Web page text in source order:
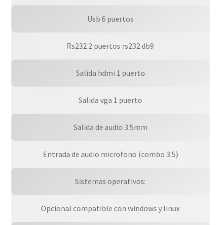
Usb 6 puertos
Rs232 2 puertos rs232 db9
Salida hdmi 1 puerto
Salida vga 1 puerto
Salida de audio 3.5mm
Entrada de audio microfono (combo 3.5)
Sistemas operativos:
Opcional compatible con windows y linux